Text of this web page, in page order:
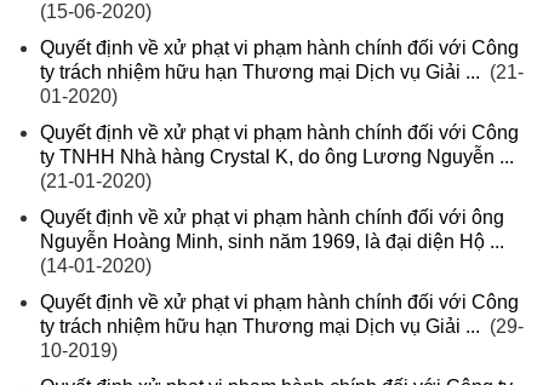
(15-06-2020)
Quyết định về xử phạt vi phạm hành chính đối với Công
ty trách nhiệm hữu hạn Thương mại Dịch vụ Giải ... (21-
01-2020)
Quyết định về xử phạt vi phạm hành chính đối với Công
ty TNHH Nhà hàng Crystal K, do ông Lương Nguyễn ...
(21-01-2020)
Quyết định về xử phạt vi phạm hành chính đối với ông
Nguyễn Hoàng Minh, sinh năm 1969, là đại diện Hộ ...
(14-01-2020)
Quyết định về xử phạt vi phạm hành chính đối với Công
ty trách nhiệm hữu hạn Thương mại Dịch vụ Giải ... (29-
10-2019)